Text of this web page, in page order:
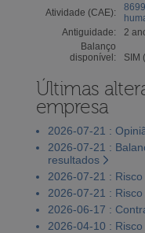
Atividade (CAE):
Antiguidade:
2
Balanço
disponível:
SIM
Últimas
empresa
2026-07-21 :
2026-07-21 :
resultados
2026-07-21 :
2026-07-21 :
2026-06-17 :
2026-04-10 :